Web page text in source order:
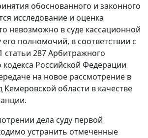
обоснованного и законного
исследование и оценка
невозможно в суде кассационной
его полномочий, в соответствии с
статьи 287 Арбитражного
кодекса Российской Федерации
на новое рассмотрение в
области в качестве
дела суду первой
устранить отмеченные